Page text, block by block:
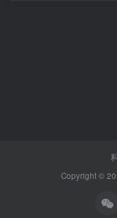
Copyright ©